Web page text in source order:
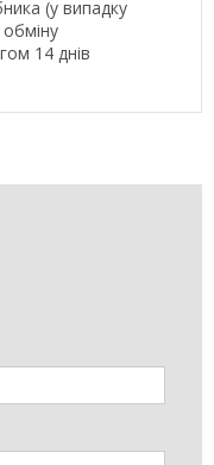
(у випадку
14 днів